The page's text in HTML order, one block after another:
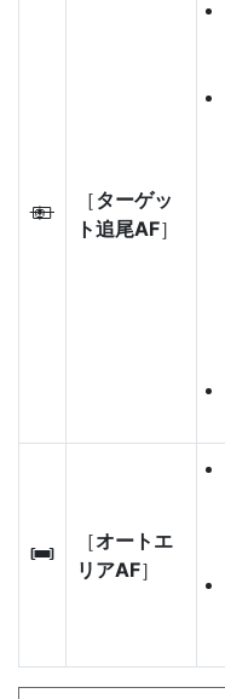
n
［ターゲッ
ト追尾AF］
h
［オートエ
リアAF］